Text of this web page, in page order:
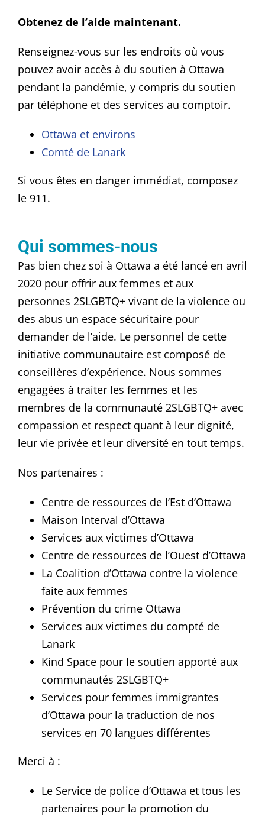
Obtenez de l’aide maintenant.
Renseignez-vous sur les endroits où vous
pouvez avoir accès à du soutien à Ottawa
pendant la pandémie, y compris du soutien
par téléphone et des services au comptoir.
Ottawa et environs
Comté de Lanark
Si vous êtes en danger immédiat, composez
le 911.
Qui sommes-nous
Pas bien chez soi à Ottawa a été lancé en avril
2020 pour offrir aux femmes et aux
personnes 2SLGBTQ+ vivant de la violence ou
des abus un espace sécuritaire pour
demander de l’aide. Le personnel de cette
initiative communautaire est composé de
conseillères d’expérience. Nous sommes
engagées à traiter les femmes et les
membres de la communauté 2SLGBTQ+ avec
compassion et respect quant à leur dignité,
leur vie privée et leur diversité en tout temps.
Nos partenaires :
Centre de ressources de l’Est d’Ottawa
Maison Interval d’Ottawa
Services aux victimes d’Ottawa
Centre de ressources de l’Ouest d’Ottawa
La Coalition d’Ottawa contre la violence
faite aux femmes
Prévention du crime Ottawa
Services aux victimes du compté de
Lanark
Kind Space pour le soutien apporté aux
communautés 2SLGBTQ+
Services pour femmes immigrantes
d’Ottawa pour la traduction de nos
services en 70 langues différentes
Merci à :
Le Service de police d’Ottawa et tous les
partenaires pour la promotion du